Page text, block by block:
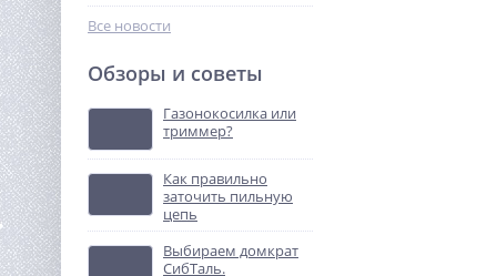
Пила аккумуляторная
x1, ЗУ 2А
10 990
%
Все новости
Обзоры и советы
Газонокосилка или
триммер?
Как правильно
заточить пильную
цепь
Выбираем домкрат
СибТаль.